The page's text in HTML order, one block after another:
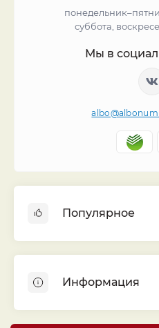
суббота,
Мы в
Популярное
Монеты
Банкноты
Информация